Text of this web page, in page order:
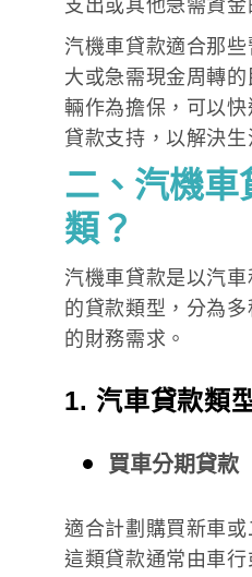
支出或其他急需資金
汽機車貸款適合那
大或急需現金周轉
輛作為擔保，可以
貸款支持，以解決生
二、汽機車
類？
汽機車貸款是以汽
的貸款類型，分為
的財務需求。
1. 汽車貸款類
買車分期貸款
適合計劃購買新車或
這類貸款通常由車行